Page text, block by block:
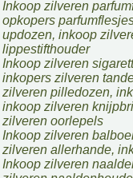
Inkoop zilveren
opkopers
updozen, inkoop
lippestifthouder
Inkoop zilveren
inkopers zilveren
zilveren pilledozen,
inkoop zilveren
zilveren oorlepels
Inkoop zilveren
zilveren allerhande,
Inkoop zilveren